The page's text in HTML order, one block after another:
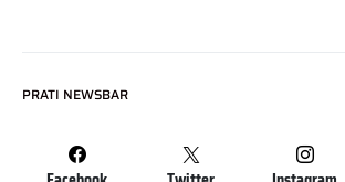
PRATI NEWSBAR